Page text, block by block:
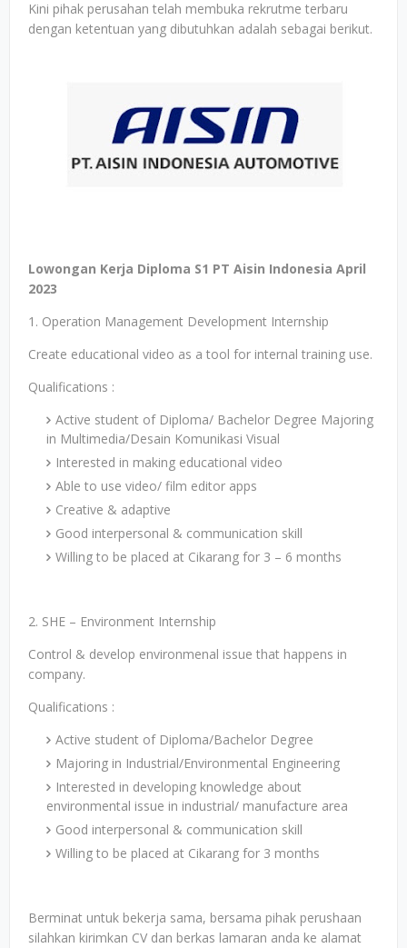
Kini pihak perusahan telah membuka rekrutme terbaru
dengan ketentuan yang dibutuhkan adalah sebagai berikut.
Lowongan Kerja Diploma S1 PT Aisin Indonesia April
2023
1. Operation Management Development Internship
Create educational video as a tool for internal training use.
Qualifications :
Active student of Diploma/ Bachelor Degree Majoring
in Multimedia/Desain Komunikasi Visual
Interested in making educational video
Able to use video/ film editor apps
Creative & adaptive
Good interpersonal & communication skill
Willing to be placed at Cikarang for 3 – 6 months
2. SHE – Environment Internship
Control & develop environmenal issue that happens in
company.
Qualifications :
Active student of Diploma/Bachelor Degree
Majoring in Industrial/Environmental Engineering
Interested in developing knowledge about
environmental issue in industrial/ manufacture area
Good interpersonal & communication skill
Willing to be placed at Cikarang for 3 months
Berminat untuk bekerja sama, bersama pihak perushaan
silahkan kirimkan CV dan berkas lamaran anda ke alamat